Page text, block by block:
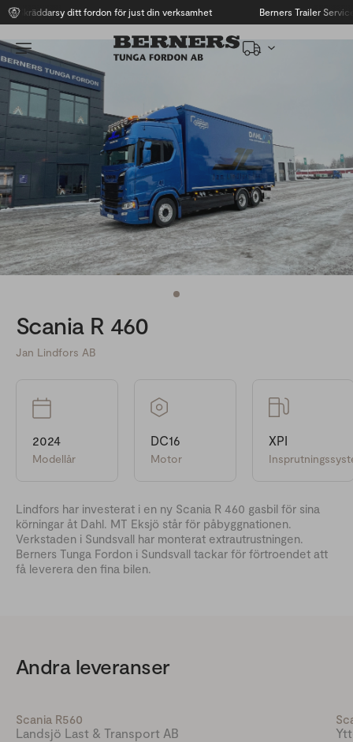
Skräddarsy ditt fordon för just din verksamhet Berners Trailer Service
Scania R 460
Jan Lindfors AB
2024
Modellår
DC16
Motor
XPI
Lindfors har investerat i en ny Scania R 460 gasbil för sina
körningar åt Dahl. MT Eksjö står för påbyggnationen.
Verkstaden i Sundsvall har monterat extrautrustningen.
Berners Tunga Fordon i Sundsvall tackar för förtroendet att
få leverera den fina bilen.
Andra leveranser
Scania R560
Landsjö Last & Transport AB